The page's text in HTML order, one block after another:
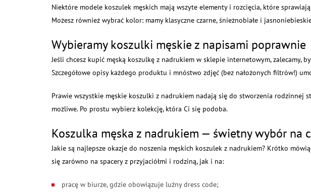
Niektóre modele koszulek męskich mają wszyte elementy i rozcięcia, które
Możesz również wybrać kolor: mamy klasyczne czarne, śnieżnobiałe i
Wybieramy koszulki męskie z napisami poprawnie
Jeśli chcesz kupić męską koszulkę z nadrukiem w sklepie internetowym,
Szczegółowe opisy każdego produktu i mnóstwo zdjęć (bez nałożonych filtrów!)
Prawie wszystkie męskie koszulki z nadrukiem nadają się do stworzenia
możliwe. Po prostu wybierz kolekcję, która Ci się podoba.
Koszulka męska z nadrukiem — świetny wybór na
Jakie są najlepsze okazje do noszenia męskich koszulek z nadrukiem? Krótko
się zarówno na spacery z przyjaciółmi i rodziną, jak i na:
pracę w biurze, gdzie obowiązuje luźny dress code;